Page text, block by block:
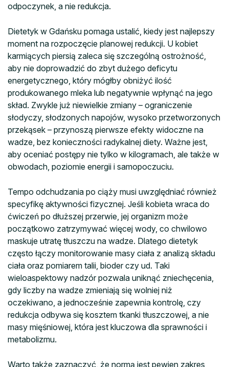
odpoczynek, a nie redukcja.
Dietetyk w Gdańsku pomaga ustalić, kiedy jest najlepszy
moment na rozpoczęcie planowej redukcji. U kobiet
karmiących piersią zaleca się szczególną ostrożność,
aby nie doprowadzić do zbyt dużego deficytu
energetycznego, który mógłby obniżyć ilość
produkowanego mleka lub negatywnie wpłynąć na jego
skład. Zwykle już niewielkie zmiany – ograniczenie
słodyczy, słodzonych napojów, wysoko przetworzonych
przekąsek – przynoszą pierwsze efekty widoczne na
wadze, bez konieczności radykalnej diety. Ważne jest,
aby oceniać postępy nie tylko w kilogramach, ale także w
obwodach, poziomie energii i samopoczuciu.
Tempo odchudzania po ciąży musi uwzględniać również
specyfikę aktywności fizycznej. Jeśli kobieta wraca do
ćwiczeń po dłuższej przerwie, jej organizm może
początkowo zatrzymywać więcej wody, co chwilowo
maskuje utratę tłuszczu na wadze. Dlatego dietetyk
często łączy monitorowanie masy ciała z analizą składu
ciała oraz pomiarem talii, bioder czy ud. Taki
wieloaspektowy nadzór pozwala uniknąć zniechęcenia,
gdy liczby na wadze zmieniają się wolniej niż
oczekiwano, a jednocześnie zapewnia kontrolę, czy
redukcja odbywa się kosztem tkanki tłuszczowej, a nie
masy mięśniowej, która jest kluczowa dla sprawności i
metabolizmu.
Warto także zaznaczyć, że normą jest pewien zakres